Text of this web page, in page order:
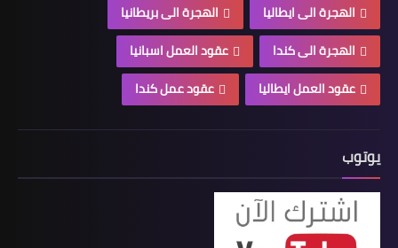
الهجرة الى ايطاليا
الهجرة الى بريطانيا
الهجرة الى كندا
عقود العمل اسبانيا
عقود العمل ايطاليا
عقود عمل كندا
يوتوب